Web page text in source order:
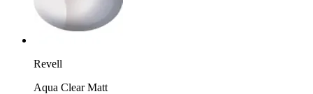
Revell
Aqua Clear Matt